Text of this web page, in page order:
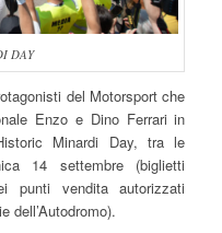
DAY
del Motorsport che
Enzo e Dino Ferrari in
Minardi Day, tra le
14 settembre (biglietti
punti vendita autorizzati
dell’Autodromo).